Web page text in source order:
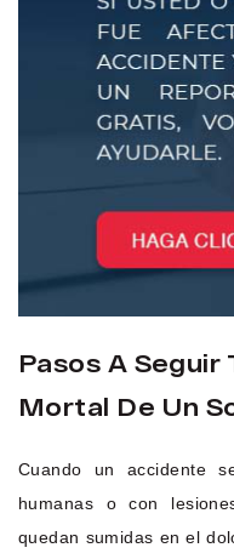
Pasos A Seguir
Mortal De Un
Cuando un accidente
humanas o con
quedan sumidas en el